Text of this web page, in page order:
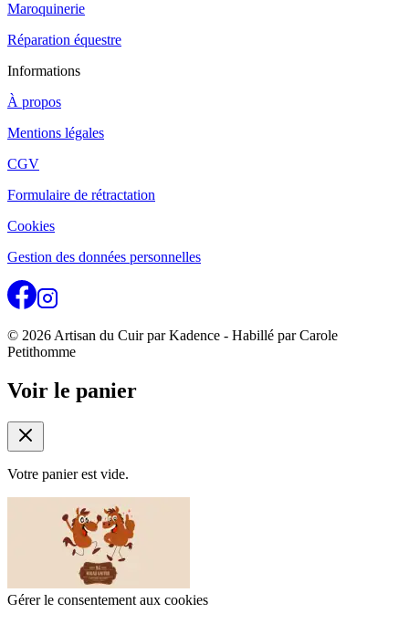
Maroquinerie
Réparation équestre
Informations
À propos
Mentions légales
CGV
Formulaire de rétractation
Cookies
Gestion des données personnelles
© 2026 Artisan du Cuir par Kadence - Habillé par Carole
Petithomme
Voir le panier
Votre panier est vide.
Gérer le consentement aux cookies